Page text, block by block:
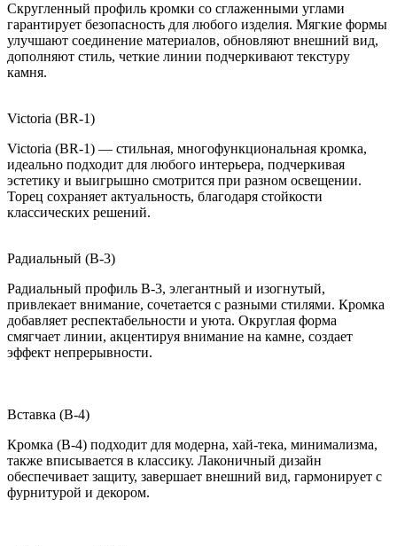
Скругленный профиль кромки со сглаженными углами
гарантирует безопасность для любого изделия. Мягкие формы
улучшают соединение материалов, обновляют внешний вид,
дополняют стиль, четкие линии подчеркивают текстуру
камня.
Victoria (BR-1)
Victoria (BR-1) — стильная, многофункциональная кромка,
идеально подходит для любого интерьера, подчеркивая
эстетику и выигрышно смотрится при разном освещении.
Торец сохраняет актуальность, благодаря стойкости
классических решений.
Радиальный (B-3)
Радиальный профиль B-3, элегантный и изогнутый,
привлекает внимание, сочетается с разными стилями. Кромка
добавляет респектабельности и уюта. Округлая форма
смягчает линии, акцентируя внимание на камне, создает
эффект непрерывности.
Вставка (B-4)
Кромка (B-4) подходит для модерна, хай-тека, минимализма,
также вписывается в классику. Лаконичный дизайн
обеспечивает защиту, завершает внешний вид, гармонирует с
фурнитурой и декором.